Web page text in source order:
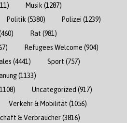
Musik (1287)
Politik (5380) Polizei (1239)
Rat (981)
Refugees Welcome (904)
(4441) Sport (757)
(1133)
Uncategorized (917)
Verkehr & Mobilität (1056)
& Verbraucher(3816)